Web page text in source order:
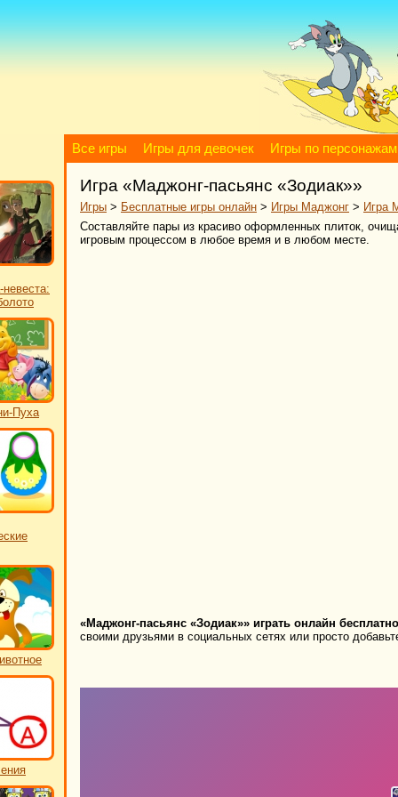
Все игры Игры для девочек Игры по персонажам
Пуха
Игра «Маджонг-пасьянс «Зодиак»»
Игры > Бесплатные игры онлайн > Игры Маджонг > Игра
Составляйте пары из красиво оформленных плиток,
игровым процессом в любое время и в любом месте.
«Маджонг-пасьянс «Зодиак»» играть онлайн
своими друзьями в социальных сетях или просто